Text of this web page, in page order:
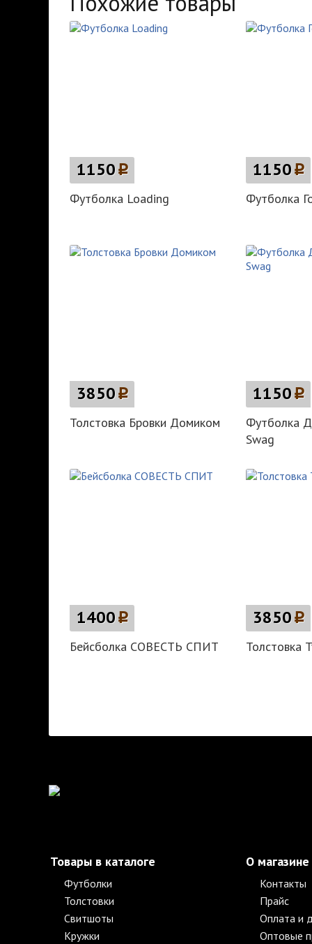
1150p
Футболка Loading
1150p
Футболка
3850p
Толстовка Бровки Домиком
1150p
Футболка
Swag
1400p
Бейсболка СОВЕСТЬ СПИТ
3850p
Толстовка
Товары в каталоге
Футболки
Толстовки
Свитшоты
Кружки
О магазине
Контакты
Прайс
Оплата и
Оптовые